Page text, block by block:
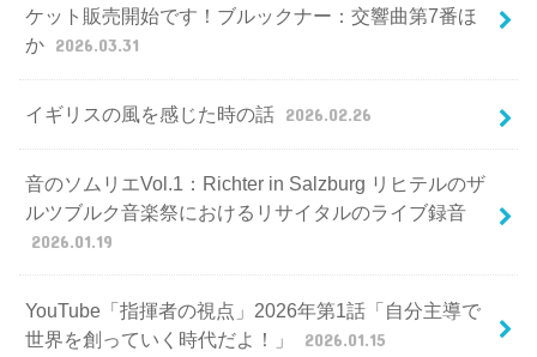
ケット販売開始です！ブルックナー：交響曲第7番ほ
か 2026.03.31
イギリスの風を感じた時の話 2026.02.26
音のソムリエVol.1：Richter in Salzburg リヒテルのザ
ルツブルク音楽祭におけるリサイタルのライブ録音
2026.01.19
YouTube「指揮者の視点」2026年第1話「自分主導で
世界を創っていく時代だよ！」
2026.01.15